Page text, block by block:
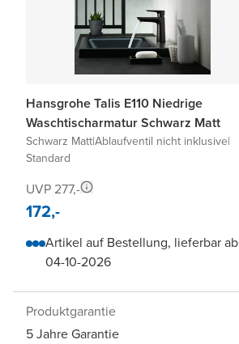
Hansgrohe Talis E110 Niedrige
Waschtischarmatur Schwarz Matt
Schwarz Matt|Ablaufventil nicht inklusive|
Standard
UVP 277,-
172,-
Artikel auf Bestellung, lieferbar ab
04-10-2026
Produktgarantie
5 Jahre Garantie